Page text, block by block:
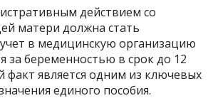
действием со
матери должна стать
в медицинскую организацию
за беременностью в срок до 12
факт является одним из ключевых
единого пособия.